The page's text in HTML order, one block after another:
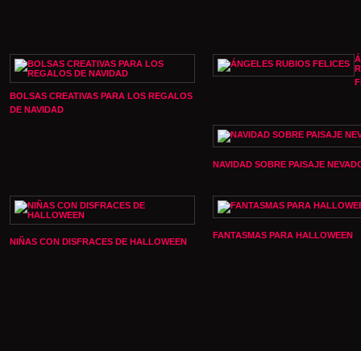
BOLSAS CREATIVAS PARA LOS REGALOS
DE NAVIDAD
NAVIDAD SOBRE PAISAJE
NIÑAS CON DISFRACES DE HALLOWEEN
FANTASMAS PARA HALLOWEEN